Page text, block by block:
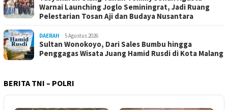
Warnai Launching Joglo Seminingrat, Jadi Ruang
Pelestarian Tosan Aji dan Budaya Nusantara
DAERAH 5 Agustus 2026
Sultan Wonokoyo, Dari Sales Bumbu hingga
Penggagas Wisata Juang Hamid Rusdi di Kota Malang
BERITA TNI – POLRI